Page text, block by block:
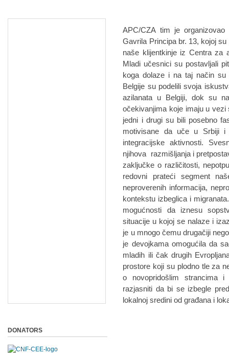
APC/CZA tim je
Gavrila Principa br. 13, kojoj
naše klijentkinje iz Centra
Mladi učesnici su postavljali
koga dolaze i na taj način su
Belgije su podelili svoja
azilanata u Belgiji, dok su
očekivanjima koje imaju u vezi
jedni i drugi su bili posebno
motivisane da uče u Srbiji i
integracijske aktivnosti.
njihova razmišljanja i
zaključke o različitosti,
redovni prateći segment
neproverenih informacija,
kontekstu izbeglica i
mogućnosti da iznesu
situacije u kojoj se nalaze i
je u mnogo čemu drugačiji
je devojkama omogućila da
mladih ili čak drugih
prostore koji su plodno tle za
o novopridošlim strancima
razjasniti da bi se izbegle
lokalnoj sredini od građana i
DONATORS